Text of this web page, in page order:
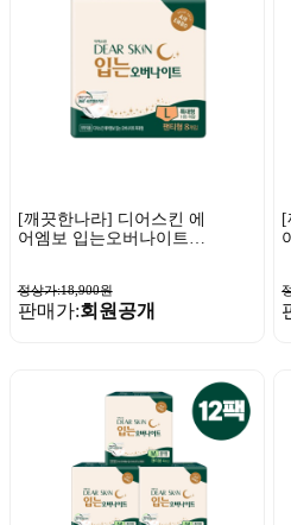
[깨끗한나라] 디어스킨 에
어엠보 입는오버나이트
정상가:18,900원
판매가:회원공개
[